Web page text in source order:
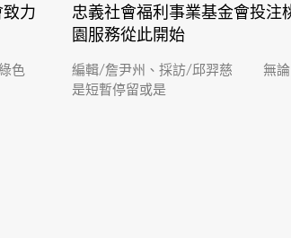
力
色
忠義社會福利事業基金會投注
園服務從此開始
編輯/詹尹州、採訪/邱羿慈 無論
是短暫停留或是